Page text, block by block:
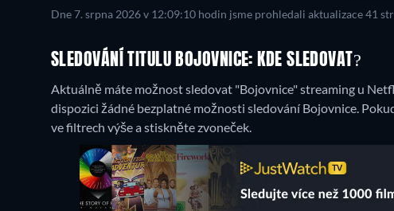
Dne 7. srpna 2026 v 12:09:10 hodin jsme prohledali aktualizace 41
SLEDOVÁNÍ TITULU BOJOVNICE: KDE SLEDOVAT?
Aktuálně máte možnost sledovat "Bojovnice" streaming u
dispozici žádné bezplatné možnosti sledování Bojovnice.
ve filtrech výše a stiskněte zvoneček.